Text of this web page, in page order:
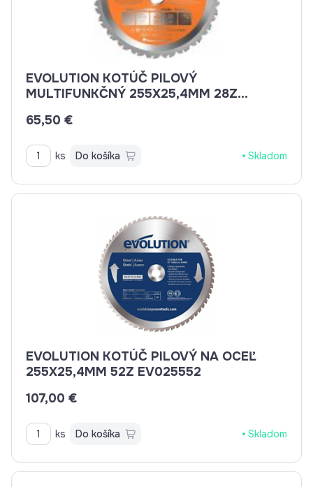
EVOLUTION KOTÚČ PILOVÝ
MULTIFUNKČNÝ 255X25,4MM 28Z
65,50 €
ks Do košíka Skladom
EVOLUTION KOTÚČ PILOVÝ NA OCEĽ
255X25,4MM 52Z EV025552
107,00 €
ks Do košíka Skladom